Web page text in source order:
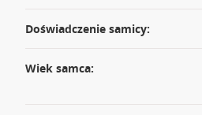
Doświadczenie samicy:
Wiek samca: